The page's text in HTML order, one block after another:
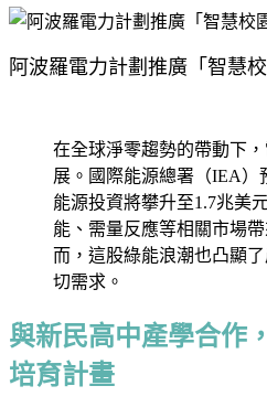
阿波羅電力計劃推廣「智慧
在全球淨零趨勢的帶動下
展。國際能源總署（IEA）
能源投資將攀升至1.7兆美
能、需量反應等相關市場
而，這股綠能浪潮也凸顯
切需求。
與新民高中產學合作
培育計畫